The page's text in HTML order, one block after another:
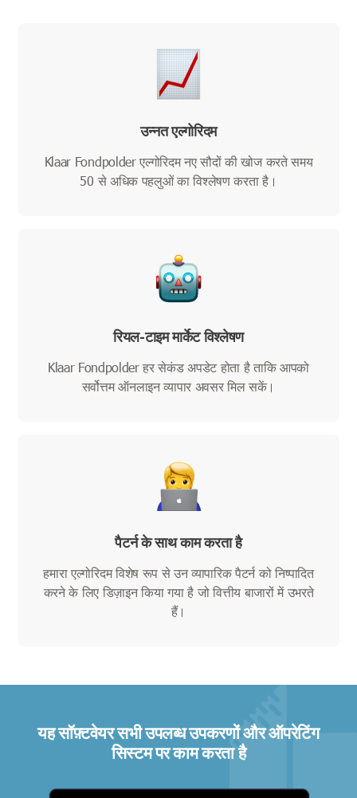
उन्नत एल्गोरिदम
Klaar Fondpolder एल्गोरिदम नए सौदों की खोज करते समय
50 से अधिक पहलुओं का विश्लेषण करता है।
रियल-टाइम मार्केट विश्लेषण
Klaar Fondpolder हर सेकंड अपडेट होता है ताकि आपको
सर्वोत्तम ऑनलाइन व्यापार अवसर मिल सकें।
पैटर्न के साथ काम करता है
हमारा एल्गोरिदम विशेष रूप से उन व्यापारिक पैटर्न को निष्पादित
करने के लिए डिज़ाइन किया गया है जो वित्तीय बाजारों में उभरते
हैं।
यह सॉफ़्टवेयर सभी उपलब्ध उपकरणों और ऑपरेटिंग
सिस्टम पर काम करता है